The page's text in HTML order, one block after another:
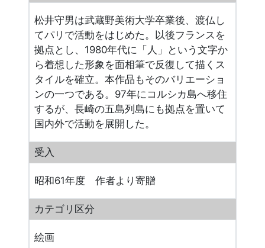
松井守男は武蔵野美術大学卒業後、渡仏し
てパリで活動をはじめた。以後フランスを
拠点とし、1980年代に「人」という文字か
ら着想した形象を面相筆で反復して描くス
タイルを確立。本作品もそのバリエーショ
ンの一つである。97年にコルシカ島へ移住
するが、長崎の五島列島にも拠点を置いて
国内外で活動を展開した。
受入
昭和61年度 作者より寄贈
カテゴリ区分
絵画